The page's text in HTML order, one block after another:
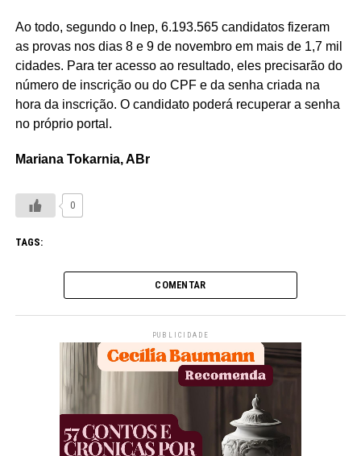
Ao todo, segundo o Inep, 6.193.565 candidatos fizeram
as provas nos dias 8 e 9 de novembro em mais de 1,7 mil
cidades. Para ter acesso ao resultado, eles precisarão do
número de inscrição ou do CPF e da senha criada na
hora da inscrição. O candidato poderá recuperar a senha
no próprio portal.
Mariana Tokarnia, ABr
0
TAGS:
COMENTAR
PUBLICIDADE